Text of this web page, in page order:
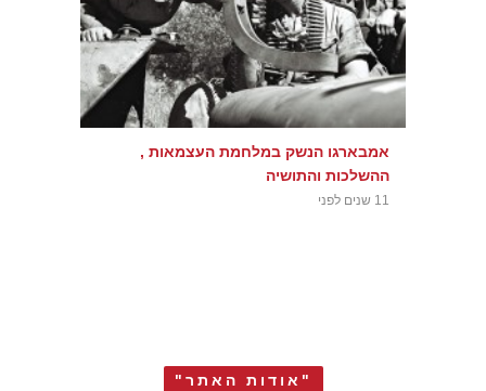
אמבארגו הנשק במלחמת העצמאות ,
ההשלכות והתושיה
11 שנים לפני
"אודות האתר"